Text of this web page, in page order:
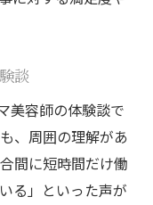
談
美容師の体験談で
、周囲の理解があ
間に短時間だけ働
る」といった声が